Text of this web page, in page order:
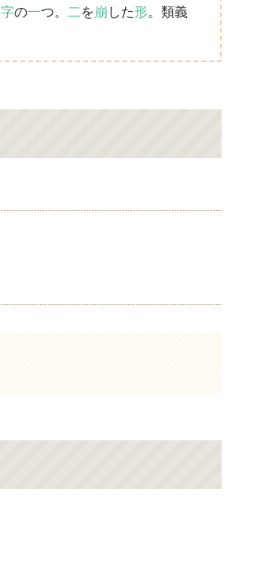
字の一つ。 二 を崩 した形。類義